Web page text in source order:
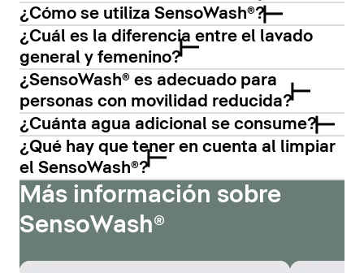
¿Cómo se utiliza SensoWash®?
¿Cuál es la diferencia entre el lavado
general y femenino?
¿SensoWash® es adecuado para
personas con movilidad reducida?
¿Cuánta agua adicional se consume?
¿Qué hay que tener en cuenta al limpiar
el SensoWash®?
Más información sobre
SensoWash®